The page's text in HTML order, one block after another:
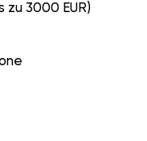
zu 3000 EUR)